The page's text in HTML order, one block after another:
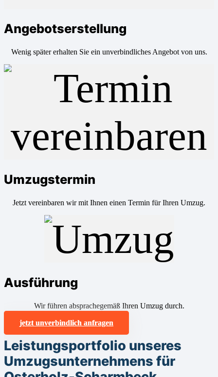
Angebotserstellung
Wenig später erhalten Sie ein unverbindliches Angebot von uns.
Umzugstermin
Jetzt vereinbaren wir mit Ihnen einen Termin für Ihren Umzug.
Ausführung
Wir führen absprachegemäß Ihren Umzug durch.
jetzt unverbindlich anfragen
Leistungsportfolio unseres
Umzugsunternehmens für